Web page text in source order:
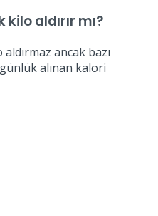
aldırır mı?
ancak bazı
alınan kalori